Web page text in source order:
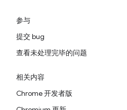
参与
提交 bug
查看未处理完毕的问题
相关内容
Chrome 开发者版